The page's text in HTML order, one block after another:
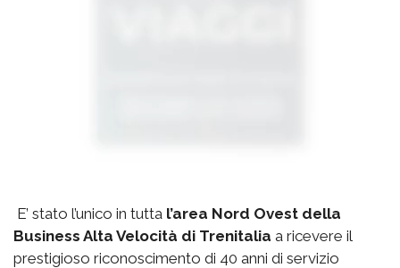
E’ stato l’unico in tutta l’area Nord Ovest della
Business Alta Velocità di Trenitalia a ricevere il
prestigioso riconoscimento di 40 anni di servizio